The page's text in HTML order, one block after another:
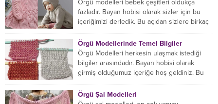
Örgü modelleri bebek çeşitleri oldukça
fazladır. Bayan hobisi olarak sizler için bu
içeriğimizi derledik. Bu açıdan sizlere birkaç
Örgü Modellerinde Temel Bilgiler
Örgü Modelleri herkesin ulaşmak istediği
bilgiler arasındadır. Bayan hobisi olarak
girmiş olduğumuz içeriğe hoş geldiniz. Bu
Örgü Şal Modelleri